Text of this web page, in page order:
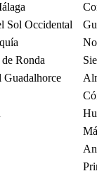
Sol Occidental
Ronda
Guadalhorce